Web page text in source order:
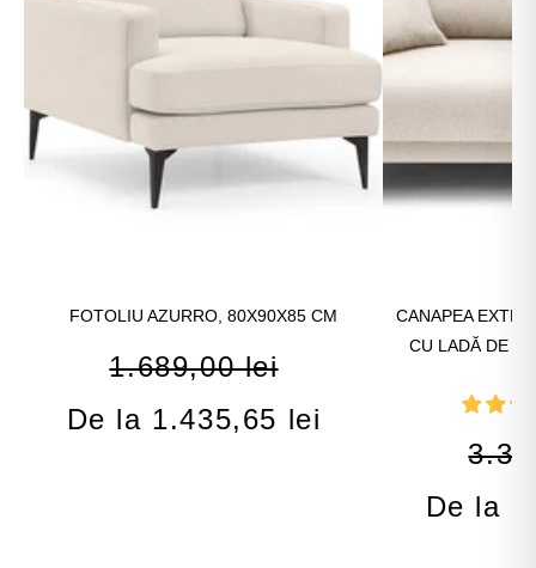
FOTOLIU AZURRO, 80X90X85 CM
1.689,00 lei
De la 1.435,65 lei
CANAPEA
CU LADĂ DE
De la